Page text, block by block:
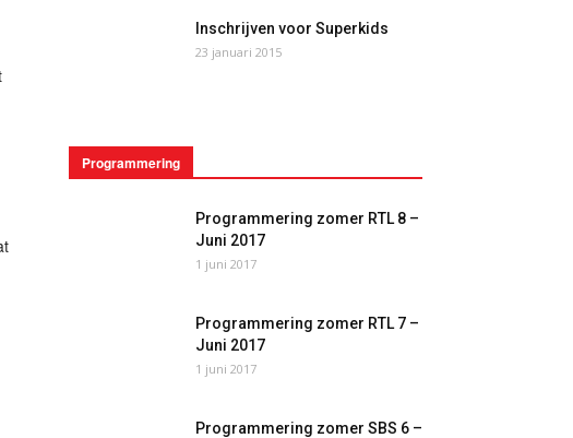
Inschrijven voor Superkids
23 januari 2015
Programmering
Programmering zomer RTL 8 –
Juni 2017
1 juni 2017
Programmering zomer RTL 7 –
Juni 2017
1 juni 2017
Programmering zomer SBS 6 –